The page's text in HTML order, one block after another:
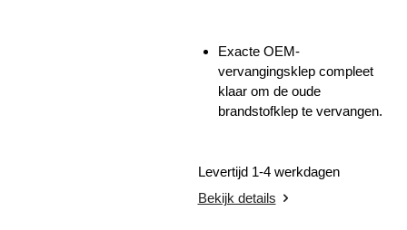
Exacte OEM-
vervangingsklep compleet
klaar om de oude
brandstofklep te vervangen.
Levertijd 1-4 werkdagen
Bekijk details